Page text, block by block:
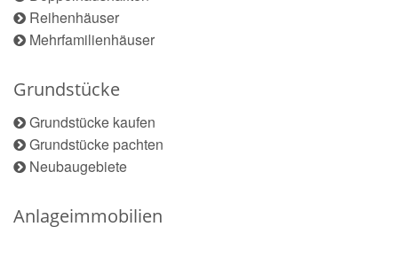
Reihenhäuser
Mehrfamilienhäuser
Grundstücke
Grundstücke kaufen
Grundstücke pachten
Neubaugebiete
Anlageimmobilien